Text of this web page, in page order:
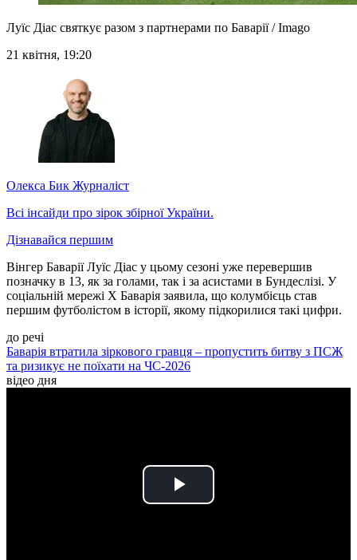
Луїс Діас святкує разом з партнерами по Баварії / Imago
21 квітня, 19:20
Олекса Бик Журналіст
Всі інсайди про зірок збірної України.
Дізнавайся першим
Вінгер Баварії Луїс Діас у цьому сезоні уже перевершив
позначку в 13, як за голами, так і за асистами в Бундеслізі. У
соціальній мережі Х Баварія заявила, що колумбієць став
першим футболістом в історії, якому підкорилися такі цифри.
до речі
Баварія втратила зіркового гравця – пропустить битву з ПСЖ
та ризикує не поїхати на ЧС-2026
відео дня
Play